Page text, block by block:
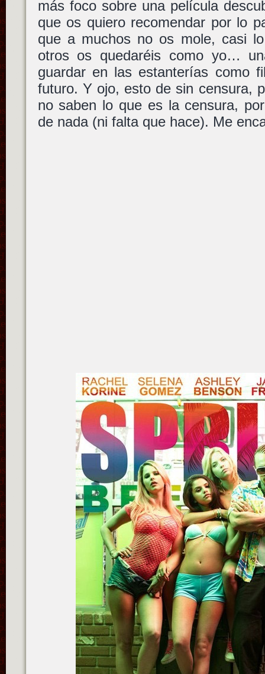
más foco sobre una película
que os quiero recomendar por lo
que a muchos no os mole, casi
otros os quedaréis como yo…
guardar en las estanterías como
futuro. Y ojo, esto de sin censura,
no saben lo que es la censura,
de nada (ni falta que hace). Me